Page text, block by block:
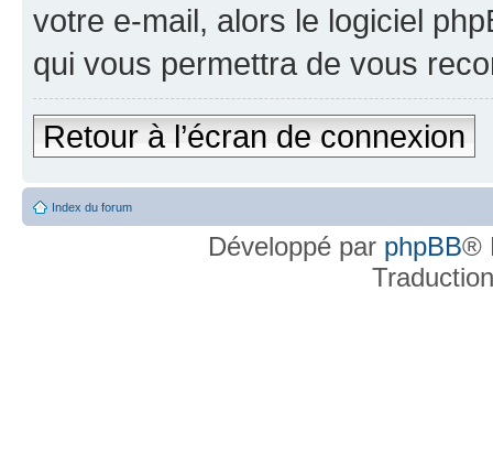
votre e-mail, alors le logiciel
qui vous permettra de vous
Retour à l’écran de connexion
Index du forum
Développé par phpBB®